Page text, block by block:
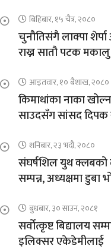
बिहिबार, १५ चैत्र, २०८०
चुनौतिसंगै लाक्पा शेर्पा
राख्न सातौ पटक
आइतवार, १० बैशाख, २०८०
किमाथांका नाका खोल्न
साउदसँग सांसद
शनिबार, २३ भदौ, २०८०
संघर्षशिल युथ क्लबको
सम्पन्न, अध्यक्षमा डुबा
बुधबार, ३० साउन, २०८१
सर्वोत्कृष्ट बिद्यालय
इलिक्सर एकेडेमीलाई